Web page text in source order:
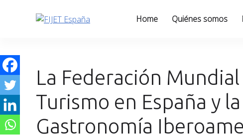
Home Quiénes somos
La Federación
Turismo en España y
Gastronomía